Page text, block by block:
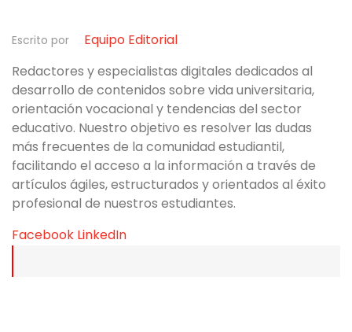
Escrito por
Equipo Editorial
Redactores y especialistas digitales dedicados al
desarrollo de contenidos sobre vida universitaria,
orientación vocacional y tendencias del sector
educativo. Nuestro objetivo es resolver las dudas
más frecuentes de la comunidad estudiantil,
facilitando el acceso a la información a través de
artículos ágiles, estructurados y orientados al éxito
profesional de nuestros estudiantes.
Facebook LinkedIn